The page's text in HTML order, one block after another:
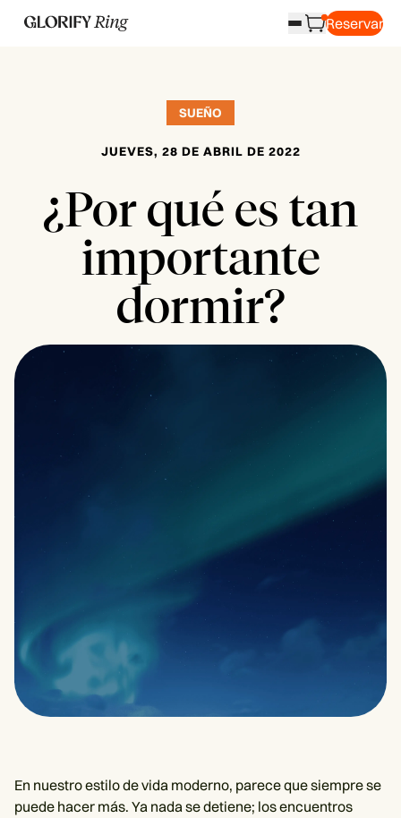
Reservar
SUEÑO
JUEVES, 28 DE ABRIL DE 2022
¿Por qué es tan
importante
dormir?
En nuestro estilo de vida moderno, parece que siempre se
puede hacer más. Ya nada se detiene; los encuentros